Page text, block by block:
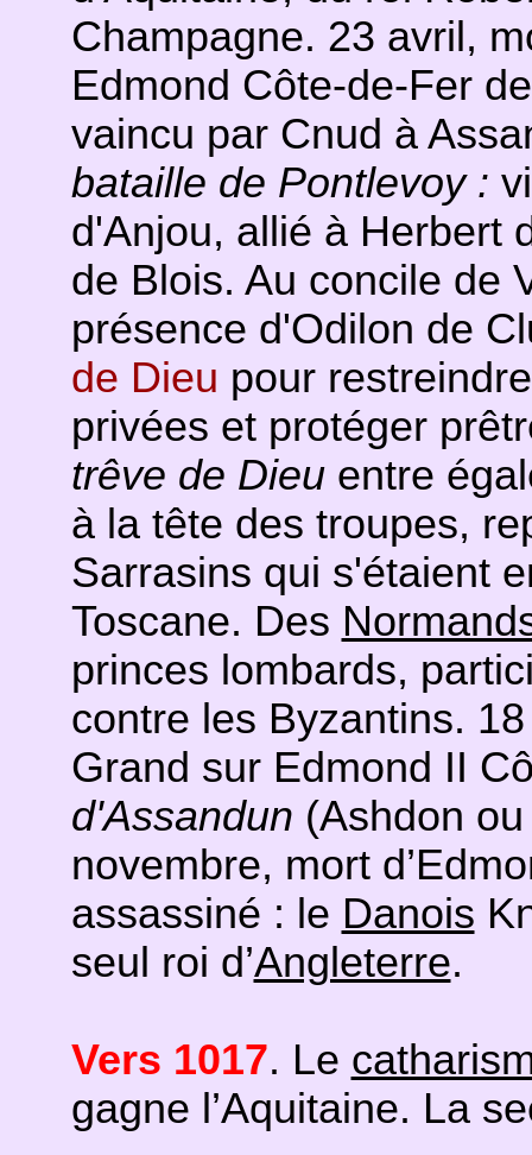
Champagne. 23 avril,
Edmond Côte-de-Fer
vaincu par Cnud à
bataille de Pontlevoy :
d'Anjou, allié à Herbert
de Blois. Au concile de
présence d'Odilon de
de Dieu pour
privées et protéger
trêve de Dieuentre
à la tête des troupes,
Sarrasins qui s'étaient
Toscane. Des
princes lombards,
contre les Byzantins.
Grand sur Edmond II
d'Assandun (Ashdon
novembre, mort
assassiné : le Danois
seul roi d’Angleterre.
Vers 1017. Le
gagne l’Aquitaine. La